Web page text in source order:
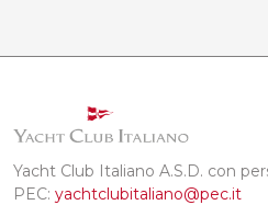
Yacht Club Italiano A.S.D. con
PEC: yachtclubitaliano@pec.it